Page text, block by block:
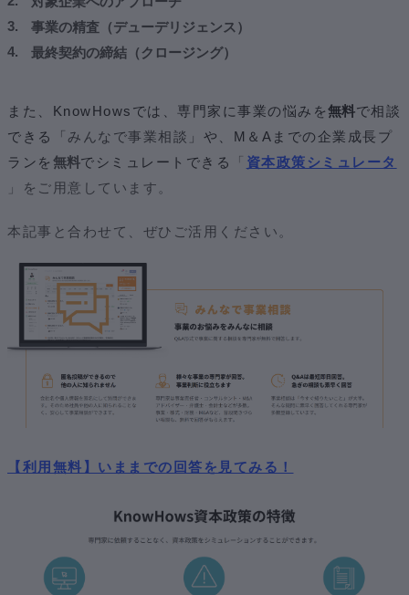
事業の精査（デューデリジェンス）
最終契約の締結（クロージング）
また、KnowHowsでは、専門家に事業の悩みを無料で相談
できる
「 みんなで事業相談 」や、M＆Aまでの企業成長プ
ランを 無料でシミュレートできる 「 資本政策シミュレータ
」をご用意しています。
本記事と合わせて、ぜひご活用ください。
【利用無料】いままでの回答を見てみる！